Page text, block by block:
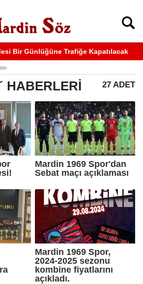
Bir Günlüğüne Trafiğe Kapatılacak
HABERLERI 27 ADET
Mardin 1969 Spor'dan
Sebat maçı açıklaması
Mardin 1969 Spor,
2024-2025 sezonu
kombine fiyatlarını
açıkladı.